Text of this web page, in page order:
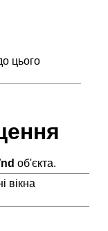
цього
об'єкта.
вікна